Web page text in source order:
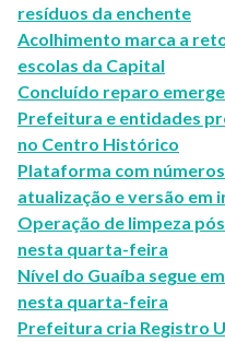
resíduos da enchente
Acolhimento marca a
escolas da Capital
Concluído reparo
Prefeitura e entidades
no Centro Histórico
Plataforma com
atualização e versão em
Operação de limpeza
nesta quarta-feira
Nível do Guaíba segue
nesta quarta-feira
Prefeitura cria Registro